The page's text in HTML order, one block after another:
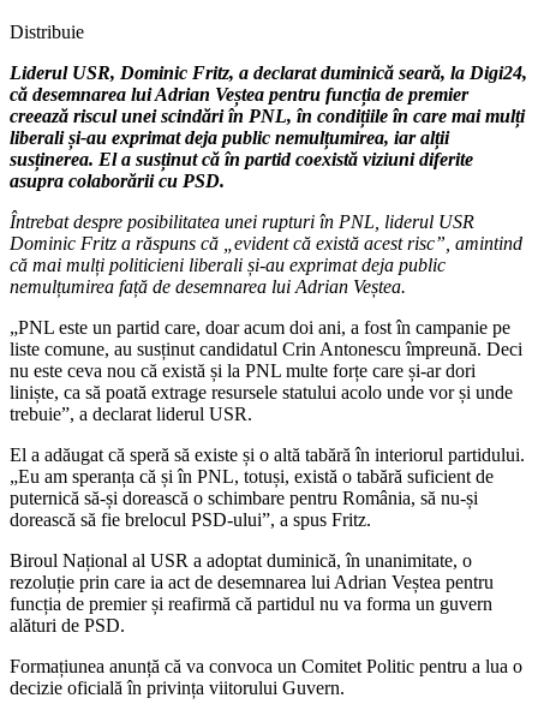
Distribuie
Liderul USR, Dominic Fritz, a declarat duminică seară, la Digi24,
că desemnarea lui Adrian Veștea pentru funcția de premier
creează riscul unei scindări în PNL, în condițiile în care mai mulți
liberali și-au exprimat deja public nemulțumirea, iar alții
susținerea. El a susținut că în partid coexistă viziuni diferite
asupra colaborării cu PSD.
Întrebat despre posibilitatea unei rupturi în PNL, liderul USR
Dominic Fritz a răspuns că „evident că există acest risc”, amintind
că mai mulți politicieni liberali și-au exprimat deja public
nemulțumirea față de desemnarea lui Adrian Veștea.
„PNL este un partid care, doar acum doi ani, a fost în campanie pe
liste comune, au susținut candidatul Crin Antonescu împreună. Deci
nu este ceva nou că există și la PNL multe forțe care și-ar dori
liniște, ca să poată extrage resursele statului acolo unde vor și unde
trebuie”, a declarat liderul USR.
El a adăugat că speră să existe și o altă tabără în interiorul partidului.
„Eu am speranța că și în PNL, totuși, există o tabără suficient de
puternică să-și dorească o schimbare pentru România, să nu-și
dorească să fie brelocul PSD-ului”, a spus Fritz.
Biroul Național al USR a adoptat duminică, în unanimitate, o
rezoluție prin care ia act de desemnarea lui Adrian Veștea pentru
funcția de premier și reafirmă că partidul nu va forma un guvern
alături de PSD.
Formațiunea anunță că va convoca un Comitet Politic pentru a lua o
decizie oficială în privința viitorului Guvern.